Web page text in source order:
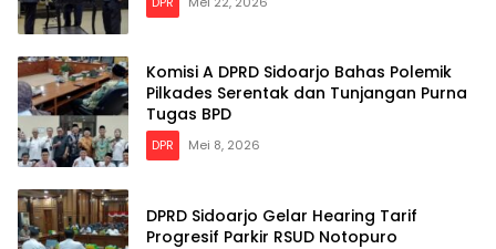
Komisi A DPRD Sidoarjo Bahas Polemik
Pilkades Serentak dan Tunjangan Purna
Tugas BPD
DPR Mei 8, 2026
DPRD Sidoarjo Gelar Hearing Tarif
Progresif Parkir RSUD Notopuro